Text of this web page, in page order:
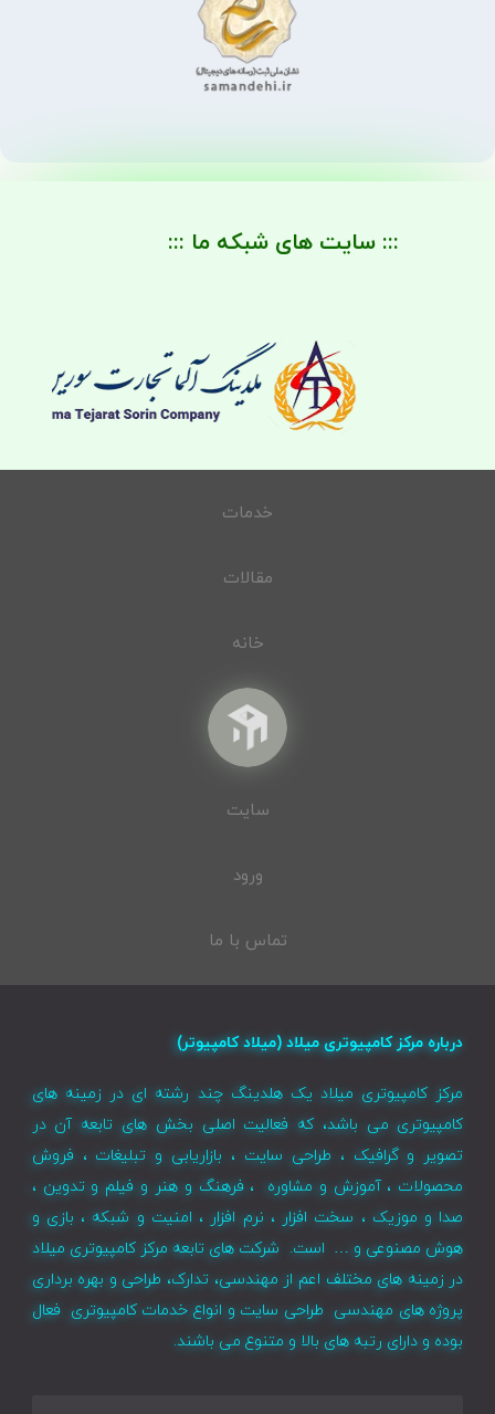
::: سایت های شبکه ما :::
خدمات
مقالات
خانه
سایت
ورود
تماس با ما
درباره مرکز کامپیوتری میلاد (میلاد کامپیوتر)
مرکز کامپیوتری میلاد یک هلدینگ چند رشته ای در زمینه های
کامپیوتری می باشد، که فعالیت اصلی بخش های تابعه آن در
تصویر و گرافیک ، طراحی سایت ، بازاریابی و تبلیغات ، فروش
محصولات ، آموزش و مشاوره ، فرهنگ و هنر و فیلم و تدوین ،
صدا و موزیک ، سخت افزار ، نرم افزار ، امنیت و شبکه ، بازی و
هوش مصنوعی و … است. شرکت های تابعه مرکز کامپیوتری میلاد
در زمینه های مختلف اعم از مهندسی، تدارک، طراحی و بهره برداری
پروژه های مهندسی طراحی سایت و انواع خدمات کامپیوتری فعال
بوده و دارای رتبه های بالا و متنوع می باشند.